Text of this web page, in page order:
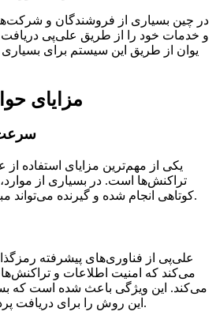
در چین بسیاری از فروشندگان و شرکت‌ها
و خدمات خود را از طریق علی‌پی دریافت
یوان از طریق این سیستم برای بسیاری
مزایای
1.
یکی از مهم‌ترین مزایای استفاده
تراکنش‌ها است. در بسیاری از
کوتاهی انجام شده و گیرنده می‌تواند مبلغ را بلافاصله دریافت کند.
علی‌پی از فناوری‌های پیشرفته
می‌کند که امنیت اطلاعات و
می‌کند. این ویژگی باعث شده است که
این روش را برای دریافت پرداخت‌های خود انتخاب کنند.